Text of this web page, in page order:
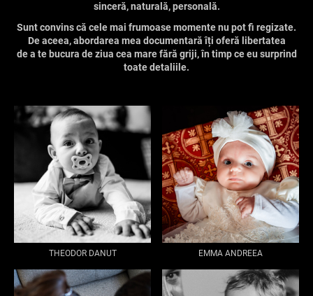
sinceră, naturală, personală.
Sunt convins că cele mai frumoase momente nu pot fi regizate.
De aceea, abordarea mea documentară îți oferă libertatea
de a te bucura de ziua cea mare fără griji, în timp ce eu surprind
toate detaliile.
THEODOR DANUT EMMA ANDREEA